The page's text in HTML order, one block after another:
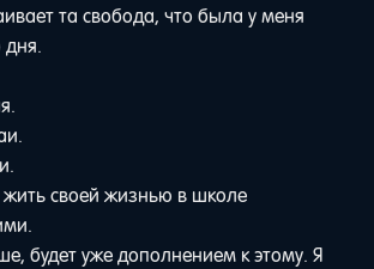
та свобода, что была у меня
дня.
своей жизнью в школе
будет уже дополнением к этому. Я